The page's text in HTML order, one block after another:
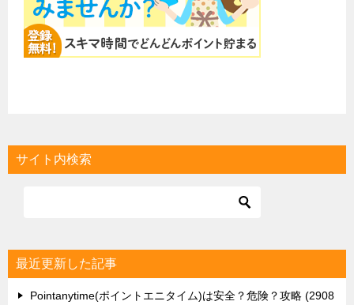
view
dポイントへ交換できるポイントサイトまとめ
infoQのポイント交換先・換金手順 9942 view